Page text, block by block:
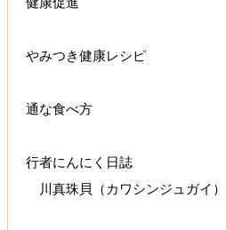
やみつき健康レシピ
通な食べ方
行者にんにく日誌
川真珠貝（カワシンジュガイ）